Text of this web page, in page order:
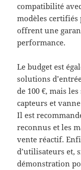
compatibilité
modèles certifiés
offrent une
performance.
Le budget est
solutions
de 100 €, mais
capteurs et
Il est
reconnus et les
vente réactif.
d’utilisateurs et,
démonstration